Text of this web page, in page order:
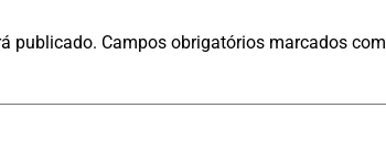
publicado. Campos obrigatórios marcados com